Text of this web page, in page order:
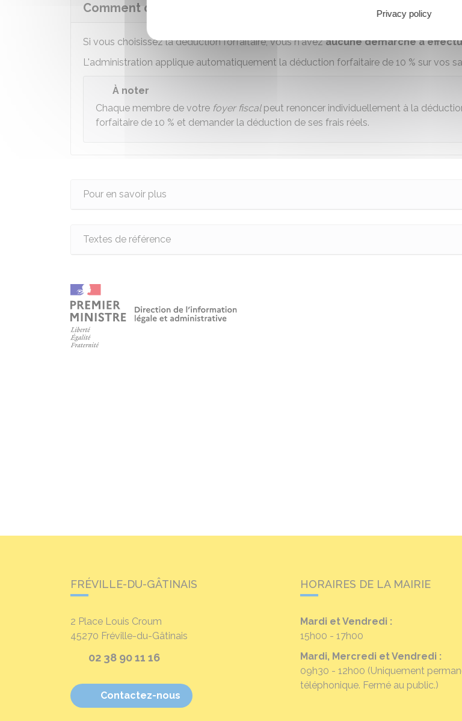
Comment déclarer vos frais professionnels ?
Si vous choisissez la déduction forfaitaire, vous n'avezaucune démarche à
L'administration applique automatiquement la déduction forfaitaire de 10 % sur vos
À noter
Chaque membre de votre foyer fiscalpeut renoncer individuellement à la
forfaitaire de 10 % et demander la déduction de ses frais réels.
Pour en savoir plus
Textes de référence
FRÉVILLE-DU-GÂTINAIS
2 Place Louis Croum
45270 Fréville-du-Gâtinais
02 38 90 11 16
Contactez-nous
HORAIRES DE LA MAIRIE
Mardi et Vendredi :
15h00 - 17h00
Mardi, Mercredi et Vendredi :
09h30 - 12h00 (Uniquement
téléphonique. Fermé au public.)
Privacy policy